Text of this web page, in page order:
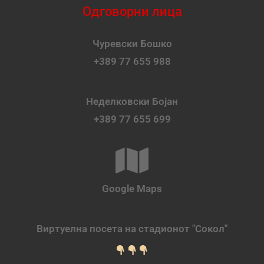
Одговорни лица
Чуревски Бошко
+389 77 655 988
Неделковски Бојан
+389 77 655 699
Google Maps
Виртуелна посета на стадионот "Сокол"